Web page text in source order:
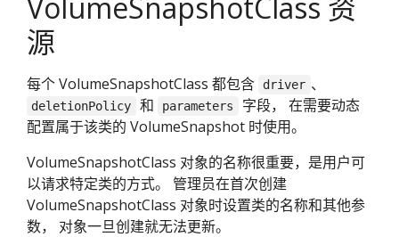
源
每个 VolumeSnapshotClass 都包含 driver 、
deletionPolicy 和 parameters
字段， 在需要动态
配置属于该类的 VolumeSnapshot 时使用。
VolumeSnapshotClass 对象的名称很重要，是用户可
以请求特定类的方式。 管理员在首次创建
VolumeSnapshotClass 对象时设置类的名称和其他参
数， 对象一旦创建就无法更新。